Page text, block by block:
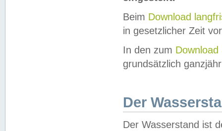
Beim Download
in gesetzlicher Zeit
In den zum Download
grundsätzlich
Der
Der Wasserstand ist